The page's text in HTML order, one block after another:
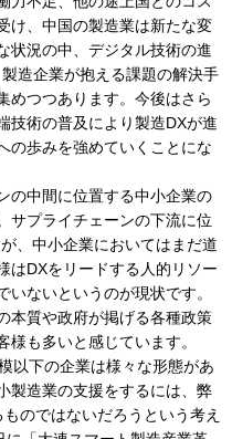
け、中国の製造業は新たな変
状況の中、デジタル技術の進
造企業が抱える課題の解決手
めつつあります。今後はさら
技術の普及により製造DXが進
の歩みを強めていくことにな
の中間に位置する中小企業の
サプライチェーンの下流に位
、中小企業においてはまだ道
はDXをリードする人的リソー
ないというのが現状です。
本質や政府が掲げる各種政策
も多いと感じています。
以下の企業は様々な形態があ
製造業の支援をするには、弊
のではないだろうという考え